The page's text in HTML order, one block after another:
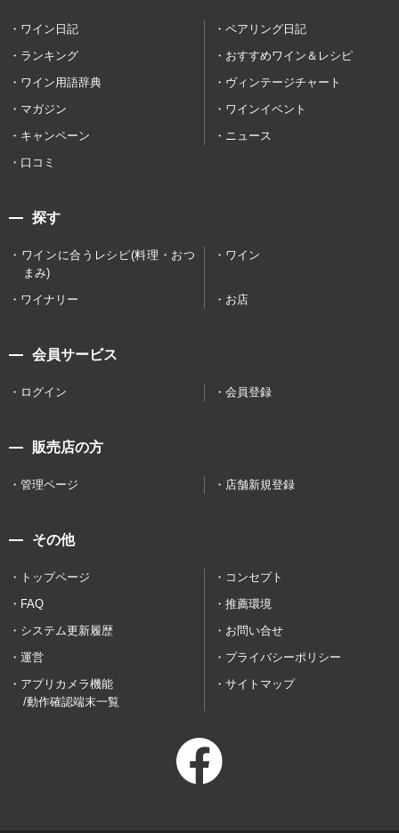
ワイン日記
ペアリング日記
ランキング
おすすめワイン＆レシピ
ワイン用語辞典
ヴィンテージチャート
マガジン
ワインイベント
キャンペーン
ニュース
口コミ
探す
ワインに合うレシピ(料理・おつ
まみ)
ワイン
ワイナリー お店
会員サービス
ログイン 会員登録
販売店の方
管理ページ 店舗新規登録
その他
トップページ
コンセプト
FAQ
推薦環境
システム更新履歴
お問い合せ
運営
プライバシーポリシー
アプリカメラ機能
/動作確認端末一覧
サイトマップ